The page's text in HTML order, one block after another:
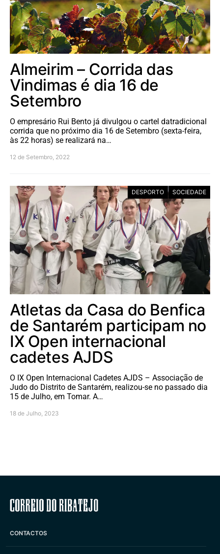
Almeirim – Corrida das
Vindimas é dia 16 de
Setembro
O empresário Rui Bento já divulgou o cartel datradicional
corrida que no próximo dia 16 de Setembro (sexta-feira,
às 22 horas) se realizará na…
12 de Setembro, 2022
DESPORTO SOCIEDADE
Atletas da Casa do Benfica
de Santarém participam no
IX Open internacional
cadetes AJDS
O IX Open Internacional Cadetes AJDS – Associação de
Judo do Distrito de Santarém, realizou-se no passado dia
15 de Julho, em Tomar. A…
18 de Julho, 2023
Correio do Ribatejo
CONTACTOS